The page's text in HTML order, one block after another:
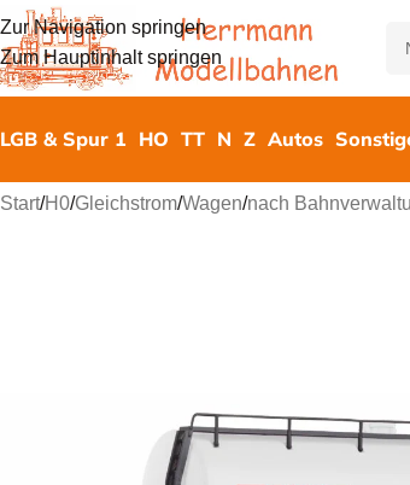
Zur Navigation springen
Zum Hauptinhalt springen
LGB & Spur 1 HO TT N Z Autos
Start/H0/Gleichstrom/Wagen/nach